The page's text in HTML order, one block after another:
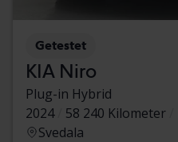
Getestet
KIA Niro
Plug-in Hybrid
2024
58 240 Kilometer
Svedala